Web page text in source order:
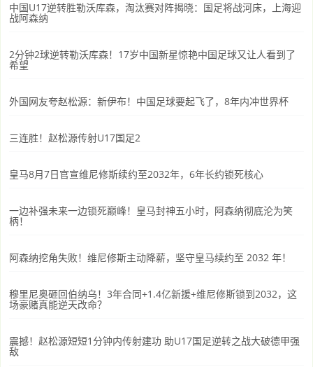
中国U17逆转胜勒沃库森，淘汰赛对阵揭晓：国足将战河床，上海迎
战阿森纳
2分钟2球逆转勒沃库森！17岁中国新星惊艳中国足球又让人看到了
希望
外国网友夸赵松源：新伊布！中国足球要起飞了，8年内冲世界杯
三连胜！赵松源传射U17国足2
皇马8月7日官宣维尼修斯续约至2032年，6年长约锁死核心
一边补强未来一边锁死巅峰！皇马封神五小时，阿森纳彻底沦为笑
柄！
阿森纳挖角失败！维尼修斯主动降薪，坚守皇马续约至 2032 年！
穆里尼奥砸回伯纳乌！3年合同+1.4亿新援+维尼修斯锁到2032，这
场豪赌真能逆天改命？
震撼！赵松源短短1分钟内传射建功 助U17国足逆转之战大破德甲强
敌